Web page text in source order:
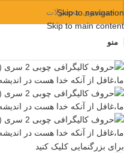
Skip to navigation
Skip to main content
منو
برای بزرگنمایی کلیک کنید